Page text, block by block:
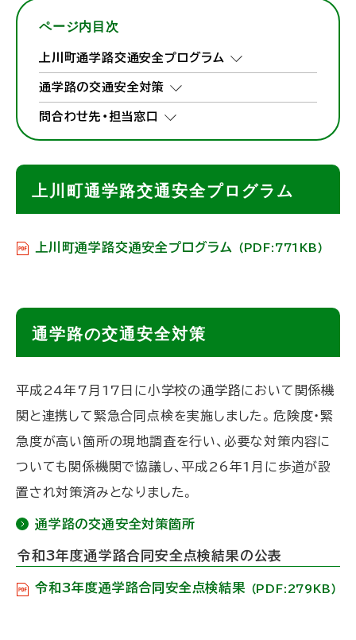
ページ内目次
上川町通学路交通安全プログラム
通学路の交通安全対策
問合わせ先・担当窓口
上川町通学路交通安全プログラム
上川町通学路交通安全プログラム （PDF:771KB）
に
戻
る
通学路の交通安全対策
平成24年7月17日に小学校の通学路において関係機
関と連携して緊急合同点検を実施しました。危険度・緊
急度が高い箇所の現地調査を行い、必要な対策内容に
ついても関係機関で協議し、平成26年1月に歩道が設
置され対策済みとなりました。
通学路の交通安全対策箇所
令和3年度通学路合同安全点検結果の公表
令和3年度通学路合同安全点検結果 （PDF:279KB）